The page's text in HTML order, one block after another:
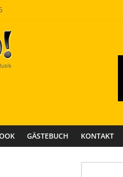
GÄSTEBUCH KONTAKT